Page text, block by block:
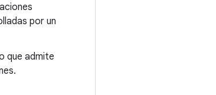
por un
que admite